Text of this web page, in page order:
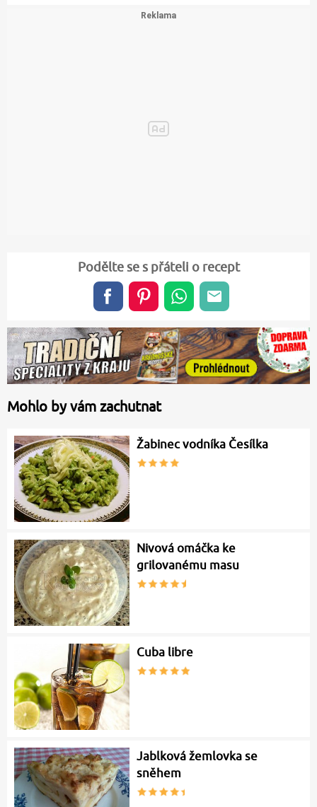
Podělte se s přáteli o recept
Mohlo by vám zachutnat
Žabinec vodníka Česílka
Nivová omáčka ke
grilovanému masu
Cuba libre
Jablková žemlovka se
sněhem